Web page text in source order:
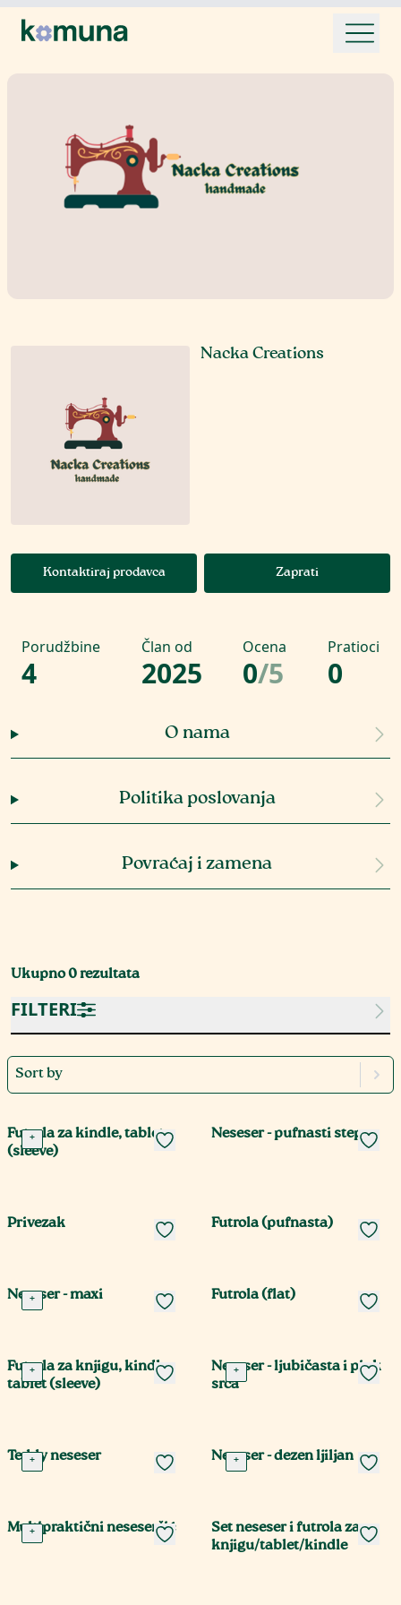
Nacka Creations
Kontaktiraj prodavca Zaprati
Porudžbine
4
Član od
2025
Ocena
0/5
Pratioci
0
O nama
Politika poslovanja
Povraćaj i zamena
Ukupno0rezultata
FILTERI
Sort by
+
Futrola za kindle, tablet
(sleeve)
Neseser - pufnasti step
Privezak Futrola (pufnasta)
+
Neseser - maxi Futrola (flat)
+
Futrola za knjigu, kindle,
tablet (sleeve)
+
Neseser - ljubičasta i pink
srca
+
Teddy neseser +
Neseser - dezen ljiljan
+
Multipraktični neseserčić
Set neseser i futrola za
knjigu/tablet/kindle